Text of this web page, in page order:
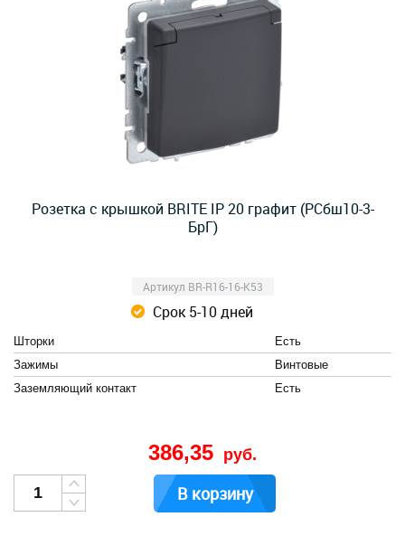
Розетка с крышкой BRITE IP 20 графит (РСбш10-3-
БрГ)
Артикул BR-R16-16-K53
Срок 5-10 дней
Шторки
Есть
Зажимы
Винтовые
Заземляющий контакт
Есть
386,35 руб.
В корзину